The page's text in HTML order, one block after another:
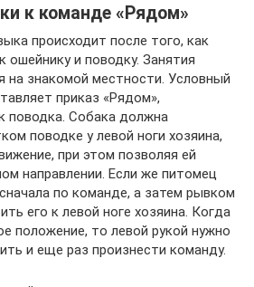
к команде «Рядом»
происходит после того, как
ошейнику и поводку. Занятия
на знакомой местности. Условный
приказ «Рядом»,
поводка. Собака должна
поводке у левой ноги хозяина,
при этом позволяя ей
направлении. Если же питомец
по команде, а затем рывком
его к левой ноге хозяина. Когда
положение, то левой рукой нужно
и еще раз произнести команду.